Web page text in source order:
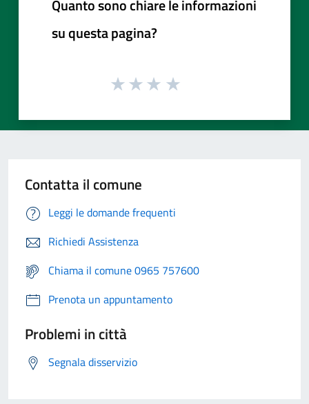
Quanto sono chiare le informazioni
su questa pagina?
Contatta il comune
Leggi le domande frequenti
Richiedi Assistenza
Chiama il comune 0965 757600
Prenota un appuntamento
Problemi in città
Segnala disservizio